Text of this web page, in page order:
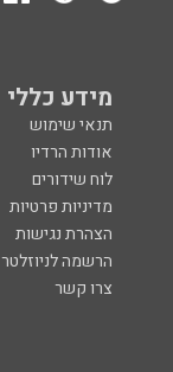
מידע כללי
תנאי שימוש
אודות הרדיו
לוח שידורים
מדיניות פרטיות
הצהרת נגישות
הרשמה לניוזלטר
צרו קשר